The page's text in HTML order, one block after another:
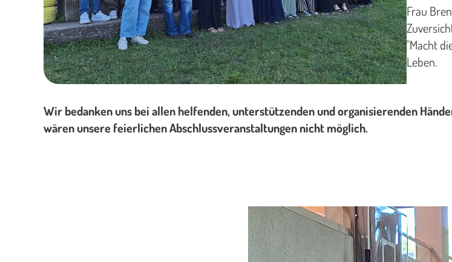
Frau
"Macht
Leben.
Wir bedanken uns bei allen helfenden, unterstützenden und organisierenden
wären unsere feierlichen Abschlussveranstaltungen nicht möglich.